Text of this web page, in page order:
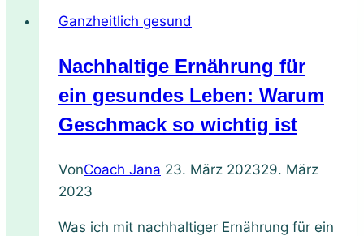
Auf
&
Psyche,
und
ätherisches
Ganzheitlich gesund
Nachhaltige Ernährung für
ein gesundes Leben: Warum
Geschmack so wichtig ist
VonCoach Jana 23. März 202329. März
2023
Was ich mit nachhaltiger Ernährung für ein